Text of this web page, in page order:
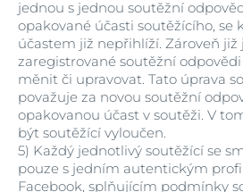
jednou s jednou soutěžní
opakované účasti soutěžícího, se
účastem již nepřihlíží. Zároveň již
zaregistrované soutěžní
měnit či upravovat. Tato úprava
považuje za novou soutěžní
opakovanou účast v soutěži. V
být soutěžící vyloučen.
5) Každý jednotlivý soutěžící se
pouze s jedním autentickým
Facebook, splňujícím podmínky